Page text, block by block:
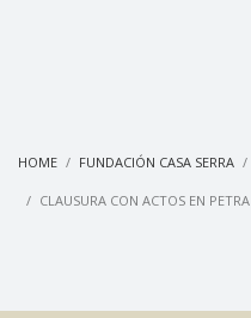
HOME FUNDACIÓN CASA SERRA
CLAUSURA CON ACTOS EN PETRA